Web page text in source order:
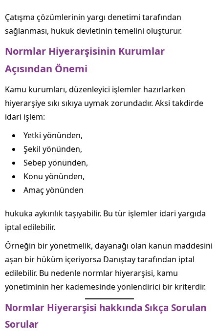
Çatışma çözümlerinin yargı denetimi tarafından
sağlanması, hukuk devletinin temelini oluşturur.
Normlar Hiyerarşisinin Kurumlar
Açısından Önemi
Kamu kurumları, düzenleyici işlemler hazırlarken
hiyerarşiye sıkı sıkıya uymak zorundadır. Aksi takdirde
idari işlem:
Yetki yönünden,
Şekil yönünden,
Sebep yönünden,
Konu yönünden,
Amaç yönünden
hukuka aykırılık taşıyabilir. Bu tür işlemler idari yargıda
iptal edilebilir.
Örneğin bir yönetmelik, dayanağı olan kanun maddesini
aşan bir hüküm içeriyorsa Danıştay tarafından iptal
edilebilir. Bu nedenle normlar hiyerarşisi, kamu
yönetiminin her kademesinde yönlendirici bir kriterdir.
Normlar Hiyerarşisi hakkında Sıkça Sorulan
Sorular